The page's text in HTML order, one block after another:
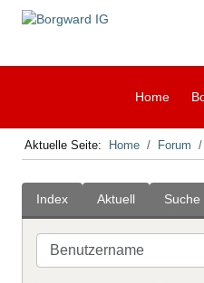
Home
Aktuelle Seite: Home Forum
Index Aktuell Suche
Benutzername